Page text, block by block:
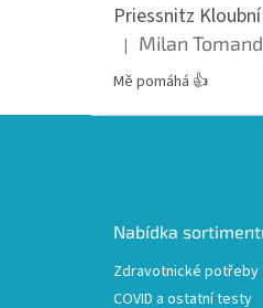
Hodnocení produktu
| Milan
Mě pomáhá 👍
Nabídka
Zdravotnické potřeby
COVID a ostatní testy